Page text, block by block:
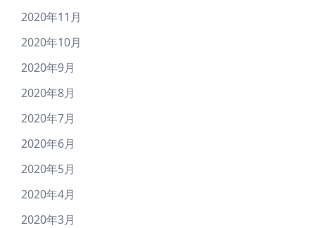
2020年11月
2020年10月
2020年9月
2020年8月
2020年7月
2020年6月
2020年5月
2020年4月
2020年3月